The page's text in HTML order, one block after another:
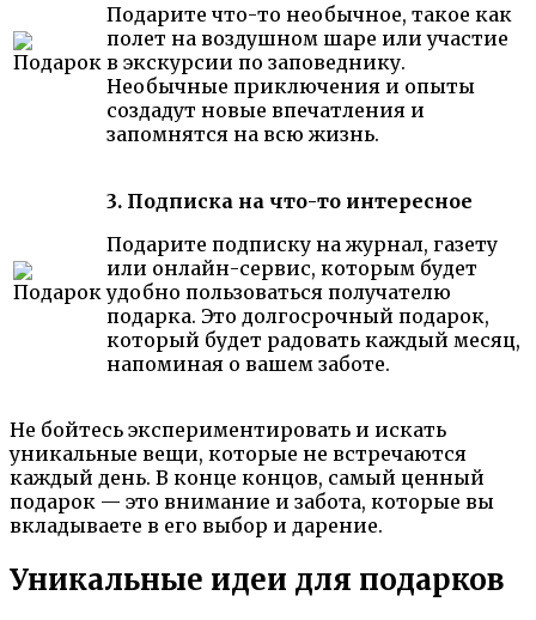
Подарите что-то необычное, такое как
полет на воздушном шаре или участие
в экскурсии по заповеднику.
Необычные приключения и опыты
создадут новые впечатления и
запомнятся на всю жизнь.
3. Подписка на что-то интересное
Подарите подписку на журнал, газету
или онлайн-сервис, которым будет
удобно пользоваться получателю
подарка. Это долгосрочный подарок,
который будет радовать каждый месяц,
напоминая о вашем заботе.
Не бойтесь экспериментировать и искать
уникальные вещи, которые не встречаются
каждый день. В конце концов, самый ценный
подарок — это внимание и забота, которые вы
вкладываете в его выбор и дарение.
Уникальные идеи для подарков